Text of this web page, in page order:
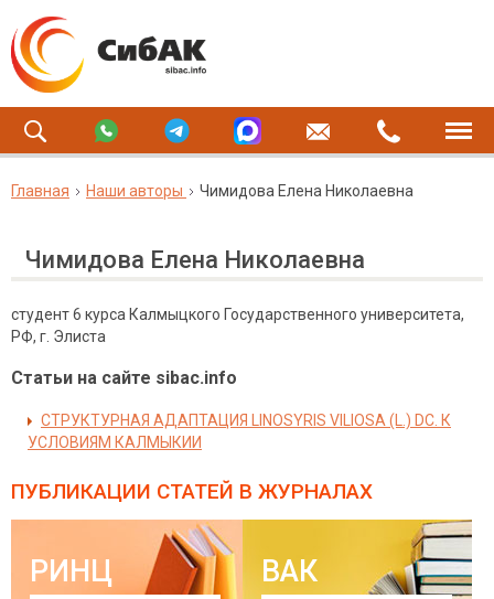
Главная Наши авторы Чимидова Елена Николаевна
Чимидова Елена Николаевна
студент 6 курса Калмыцкого Государственного университета,
РФ, г. Элиста
Статьи на сайте sibac.info
СТРУКТУРНАЯ АДАПТАЦИЯ LINOSYRIS VILIOSA (L.) DC. К
УСЛОВИЯМ КАЛМЫКИИ
ПУБЛИКАЦИИ СТАТЕЙ В ЖУРНАЛАХ
РИНЦ ВАК